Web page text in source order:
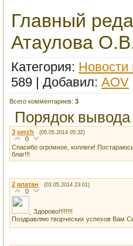
Главный
Атаулова
Категория: Новости
589 | Добавил: AOV
Всего комментариев: 3
Порядок
3 serzh (05.05.2014 05:32)
0
Спасибо огромное, коллеги!
благ!!!
2 ялатан (03.05.2014 23:01)
0
Здорово!!!!!!!!
Поздравляю творческих успехов Вам